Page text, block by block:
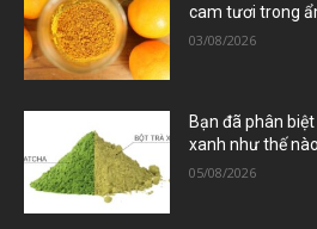
cam tươi trong
03/08/2026
Bạn đã phân
xanh như thế
05/08/2026